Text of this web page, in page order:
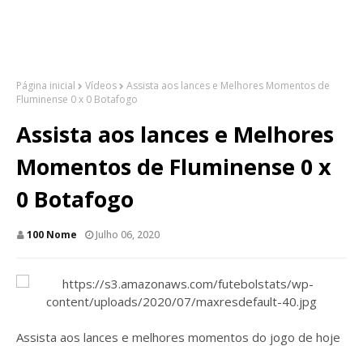
Página inicial Vídeos
Assista aos lances e Melhores Momentos de
Fluminense 0 x 0 Botafogo
Assista aos lances e Melhores
Momentos de Fluminense 0 x
0 Botafogo
100 Nome Julho 06, 2020
Assista aos lances e melhores momentos do jogo de hoje